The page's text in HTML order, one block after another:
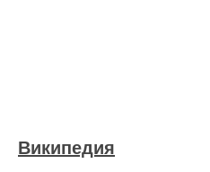
Википедия